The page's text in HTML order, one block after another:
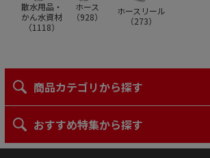
散水用品・
かん水資材
（1118）
ホース
（928）
ホースリール
（273）
商品カテゴリから探す
おすすめ特集から探す